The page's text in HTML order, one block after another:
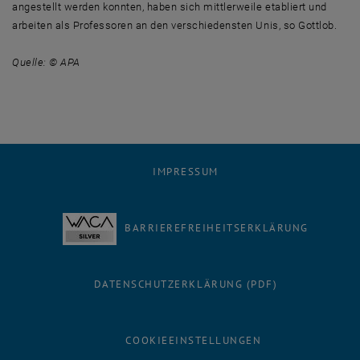
angestellt werden konnten, haben sich mittlerweile etabliert und
arbeiten als Professoren an den verschiedensten Unis, so Gottlob.
Quelle: © APA
IMPRESSUM
BARRIEREFREIHEITSERKLÄRUNG
DATENSCHUTZERKLÄRUNG (PDF)
COOKIEEINSTELLUNGEN